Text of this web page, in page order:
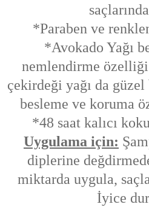
*Paraben ve
*Avokado Yağı
nemlendirme
çekirdeği yağı da
besleme ve koruma
*48 saat kalıcı
Uygulama için:
diplerine
miktarda uygula,
İyice